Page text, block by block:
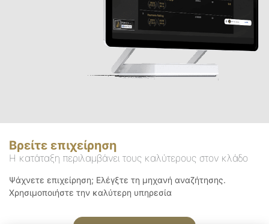
Βρείτε επιχείρηση
Η κατάταξη περιλαμβάνει τους καλύτερους στον κλάδο
Ψάχνετε επιχείρηση; Ελέγξτε τη μηχανή αναζήτησης.
Χρησιμοποιήστε την καλύτερη υπηρεσία